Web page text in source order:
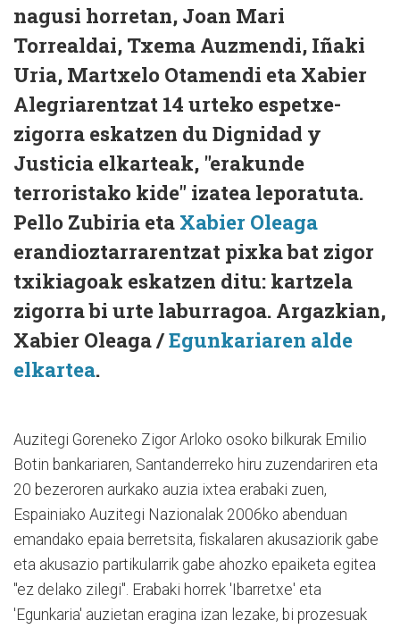
nagusi horretan, Joan Mari
Torrealdai, Txema Auzmendi, Iñaki
Uria, Martxelo Otamendi eta Xabier
Alegriarentzat 14 urteko espetxe-
zigorra eskatzen du Dignidad y
Justicia elkarteak, "erakunde
terroristako kide" izatea leporatuta.
Pello Zubiria eta Xabier Oleaga
erandioztarrarentzat pixka bat zigor
txikiagoak eskatzen ditu: kartzela
zigorra bi urte laburragoa. Argazkian,
Xabier Oleaga /Egunkariaren alde
elkartea.
Auzitegi Goreneko Zigor Arloko osoko bilkurak Emilio
Botin bankariaren, Santanderreko hiru zuzendariren eta
20 bezeroren aurkako auzia ixtea erabaki zuen,
Espainiako Auzitegi Nazionalak 2006ko abenduan
emandako epaia berretsita, fiskalaren akusaziorik gabe
eta akusazio partikularrik gabe ahozko epaiketa egitea
"ez delako zilegi". Erabaki horrek 'Ibarretxe' eta
'Egunkaria' auzietan eragina izan lezake, bi prozesuak